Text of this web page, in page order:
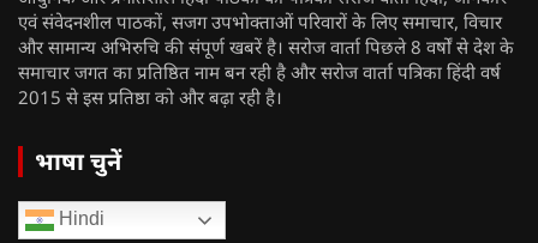
एवं संवेदनशील पाठकों, सजग उपभोक्ताओं परिवारों के लिए समाचार, विचार
और सामान्य अभिरुचि की संपूर्ण खबरें है। सरोज वार्ता पिछले 8 वर्षों से देश के
समाचार जगत का प्रतिष्ठित नाम बन रही है और सरोज वार्ता पत्रिका हिंदी वर्ष
2015 से इस प्रतिष्ठा को और बढ़ा रही है।
भाषा चुनें
Hindi